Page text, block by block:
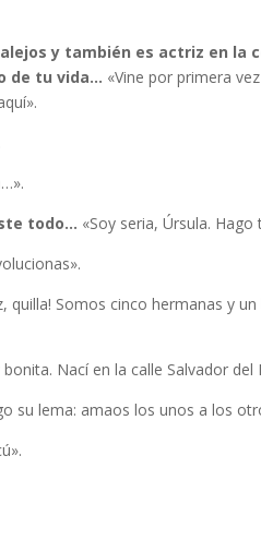
y también es actriz en la
de tu vida… «Vine por primera
todo… «Soy seria, Úrsula.
quilla! Somos cinco hermanas y
bonita. Nací en la calle Salvador del
su lema: amaos los unos a los